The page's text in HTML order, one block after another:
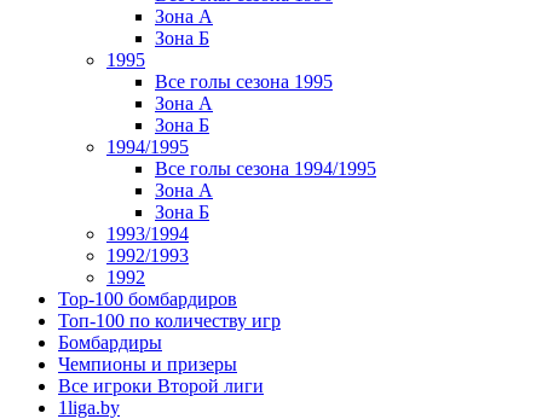
Зона А
Зона Б
1995
Все голы сезона 1995
Зона А
Зона Б
1994/1995
Все голы сезона 1994/1995
Зона А
Зона Б
1993/1994
1992/1993
1992
Top-100 бомбардиров
Топ-100 по количеству игр
Бомбардиры
Чемпионы и призеры
Все игроки Второй лиги
1liga.by